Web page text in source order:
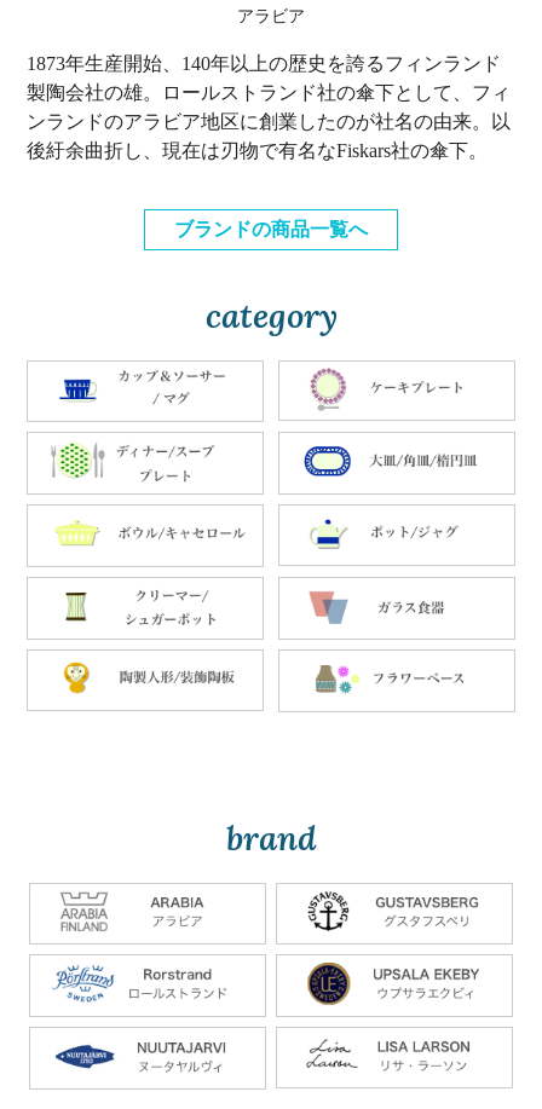
アラビア
1873年生産開始、140年以上の歴史を誇るフィンランド
製陶会社の雄。ロールストランド社の傘下として、フィ
ンランドのアラビア地区に創業したのが社名の由来。以
後紆余曲折し、現在は刃物で有名なFiskars社の傘下。
ブランドの商品一覧へ
category
brand